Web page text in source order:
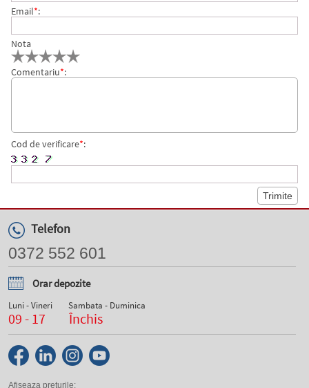
Email*:
Nota
Comentariu*:
Cod de verificare*:
Telefon
0372 552 601
Orar depozite
Luni - Vineri
09 - 17
Sambata - Duminica
Închis
Afiseaza preturile: